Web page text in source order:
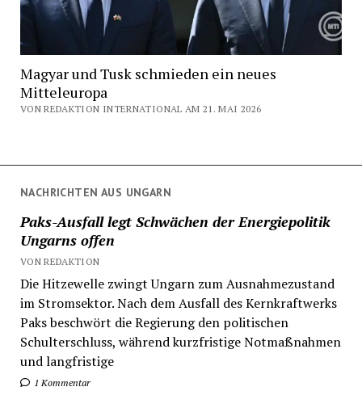
NACHRICHTEN AUS UNGARN
Paks-Ausfall legt Schwächen der Energiepolitik
Ungarns offen
VON REDAKTION
Die Hitzewelle zwingt Ungarn zum Ausnahmezustand
im Stromsektor. Nach dem Ausfall des Kernkraftwerks
Paks beschwört die Regierung den politischen
Schulterschluss, während kurzfristige Notmaßnahmen
und langfristige
1 Kommentar
Magyar und Tusk schmieden ein neues
Mitteleuropa
VON REDAKTION INTERNATIONAL AM 21. MAI 2026